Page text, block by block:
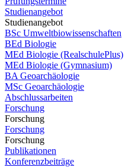
Studienangebot
Studienangebot
BSc Umweltbiowissenschaften
BEd Biologie
MEd Biologie (RealschulePlus)
MEd Biologie (Gymnasium)
BA Geoarchäologie
MSc Geoarchäologie
Abschlussarbeiten
Forschung
Forschung
Forschung
Forschung
Publikationen
Konferenzbeiträge